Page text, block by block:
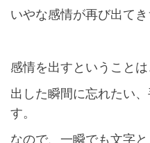
いやな感情が再び出てき
感情を出すということは
出した瞬間に忘れたい
す。
なので、一瞬でも文字